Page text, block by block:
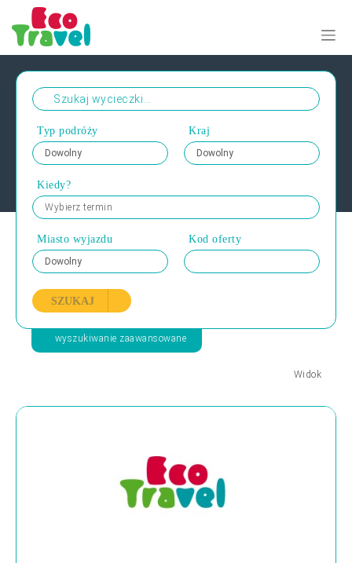
Typ podróży Kraj
Kiedy?
Wybierz termin
Miasto wyjazdu Kod oferty
SZUKAJ
wyszukiwanie zaawansowane
Widok